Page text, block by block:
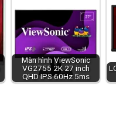
Màn hình ViewSonic
VG2755 2K 27 inch
QHD IPS 60Hz 5ms